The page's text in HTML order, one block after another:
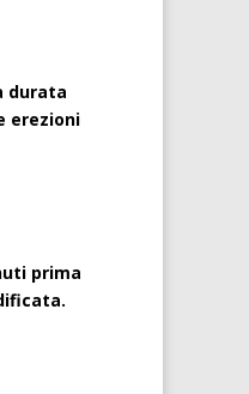
durata
erezioni
prima